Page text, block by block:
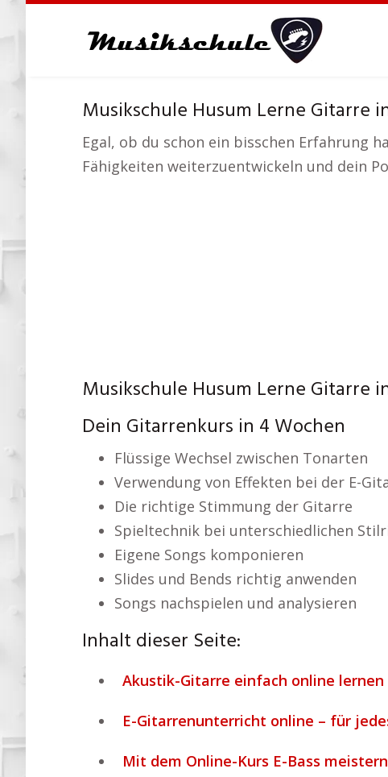
Musikschule Husum Lerne Gitarre
Egal, ob du schon ein bisschen Erfahrung
Fähigkeiten weiterzuentwickeln und dein
Musikschule Husum Lerne Gitarre
Dein Gitarrenkurs in 4 Wochen
Flüssige Wechsel zwischen Tonarten
Verwendung von Effekten bei der E-
Die richtige Stimmung der Gitarre
Spieltechnik bei unterschiedlichen
Eigene Songs komponieren
Slides und Bends richtig anwenden
Songs nachspielen und analysieren
Inhalt dieser Seite:
Akustik-Gitarre einfach online lernen
E-Gitarrenunterricht online – für
Mit dem Online-Kurs E-Bass meistern